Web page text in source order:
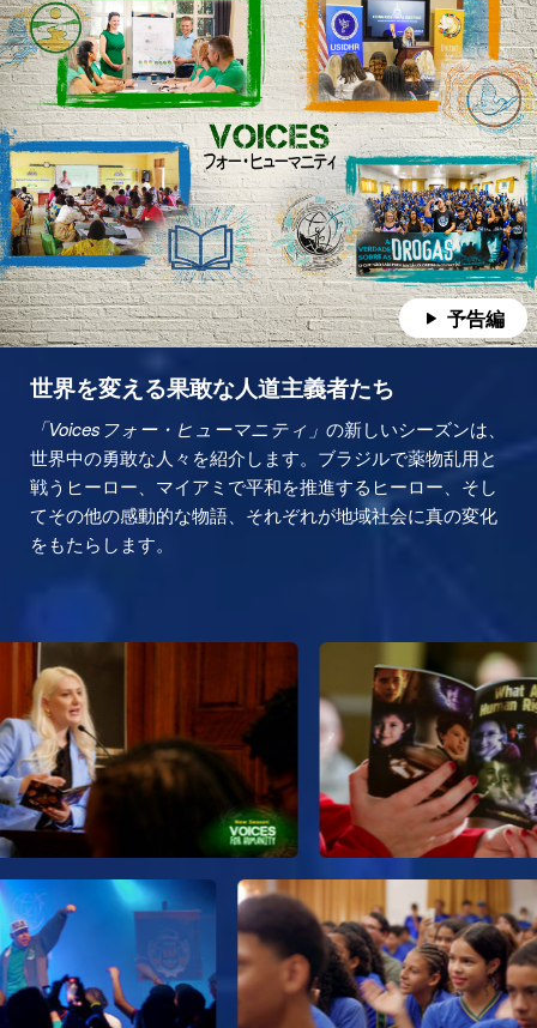
予告編
世界を変える果敢な人道主義者たち
「Voicesフォー・ヒューマニティ」 の新しいシーズンは、
世界中の勇敢な人々を紹介します。ブラジルで薬物乱用と
戦うヒーロー、マイアミで平和を推進するヒーロー、そし
てその他の感動的な物語、それぞれが地域社会に真の変化
をもたらします。